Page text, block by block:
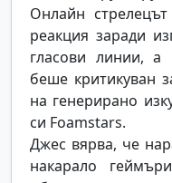
Онлайн
реакция заради
гласови линии, а
беше критикуван
на генерирано
си Foamstars.
Джес вярва, че
накарало